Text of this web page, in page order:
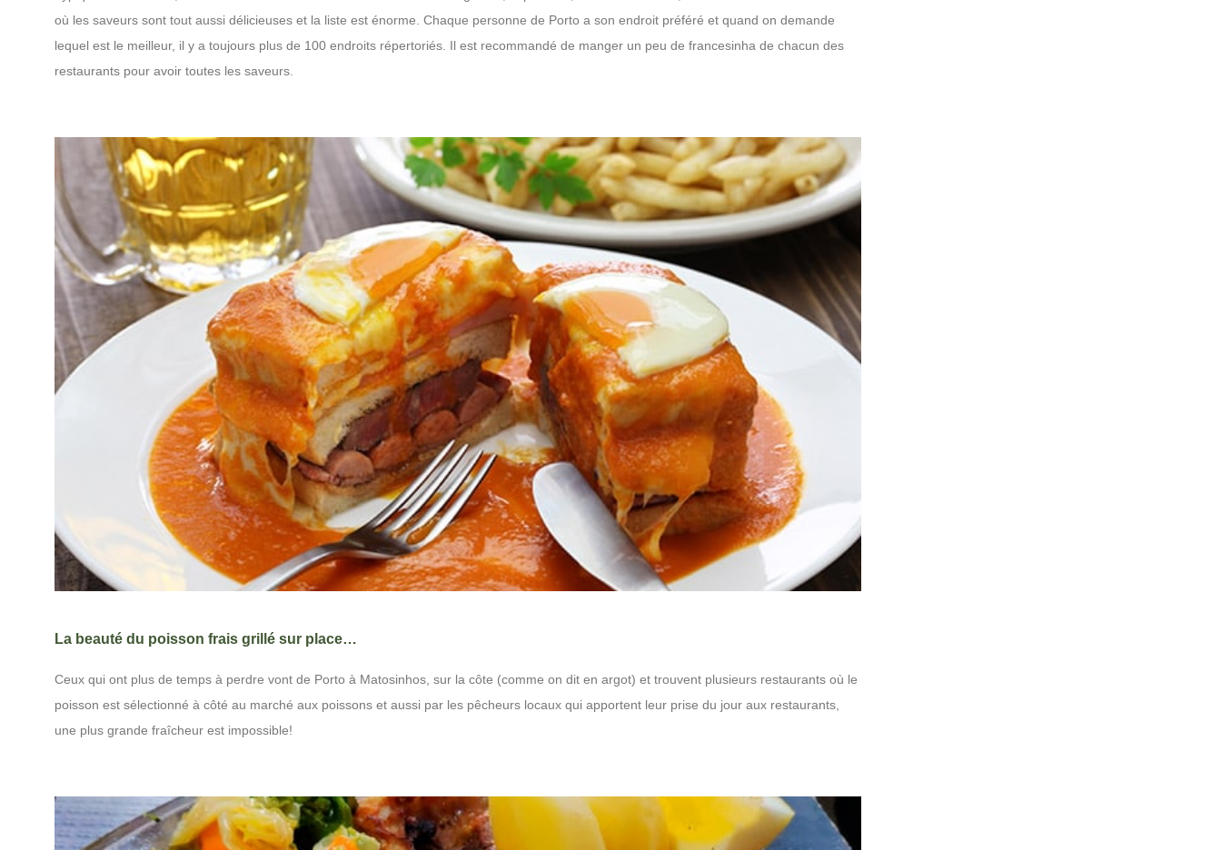
où les saveurs sont tout aussi délicieuses et la liste est énorme. Chaque personne de Porto a son endroit préféré et quand on demande
lequel est le meilleur, il y a toujours plus de 100 endroits répertoriés. Il est recommandé de manger un peu de francesinha de chacun des
restaurants pour avoir toutes les saveurs.
La beauté du poisson frais grillé sur place…
Ceux qui ont plus de temps à perdre vont de Porto à Matosinhos, sur la côte (comme on dit en argot) et trouvent plusieurs restaurants où le
poisson est sélectionné à côté au marché aux poissons et aussi par les pêcheurs locaux qui apportent leur prise du jour aux restaurants,
une plus grande fraîcheur est impossible!